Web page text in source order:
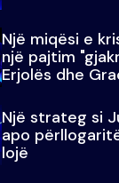
Një miqësi e
një pajtim
Erjolës dhe
Një strateg si
apo
lojë